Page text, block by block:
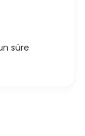
süre